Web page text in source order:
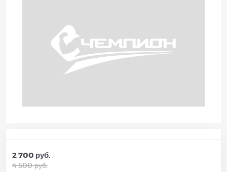
2 700 руб.
4 500 руб.